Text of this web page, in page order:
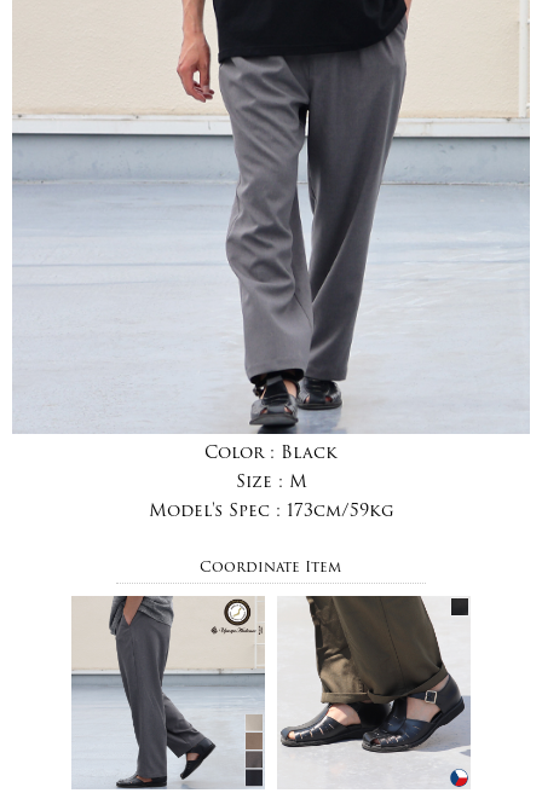
Color : Black
Size : M
Model's Spec : 173cm/59kg
Coordinate Item